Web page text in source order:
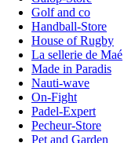
Golf and co
Handball-Store
House of Rugby
La sellerie de Maé
Made in Paradis
Nauti-wave
On-Fight
Padel-Expert
Pecheur-Store
Pet and Garden